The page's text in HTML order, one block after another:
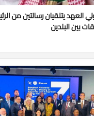
العهد يتلقيان رسالتين من
بين البلدين